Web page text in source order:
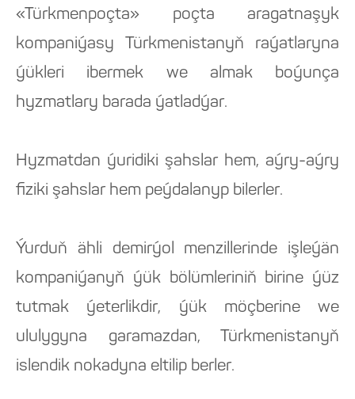
«Türkmenpoçta» poçta aragatnaşyk
kompaniýasy Türkmenistanyň raýatlaryna
ýükleri ibermek we almak boýunça
hyzmatlary barada ýatladýar.
Hyzmatdan ýuridiki şahslar hem, aýry-aýry
fiziki şahslar hem peýdalanyp bilerler.
Ýurduň ähli demirýol menzillerinde işleýän
kompaniýanyň ýük bölümleriniň birine ýüz
tutmak ýeterlikdir, ýük möçberine we
ululygyna garamazdan, Türkmenistanyň
islendik nokadyna eltilip berler.